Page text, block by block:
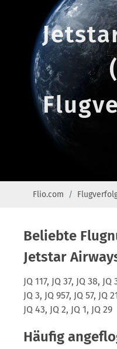
Flio.com
Beliebte
Jetstar
JQ 117, JQ 37, JQ 38,
JQ 3, JQ 957, JQ 57, JQ
JQ 43, JQ 2, JQ 1, JQ 29
Häufig